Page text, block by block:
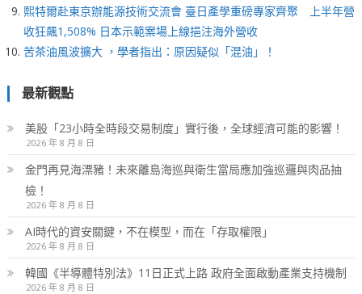
熙特爾赴東京辦能源技術交流會 臺日產學重磅專家齊聚 上半年營
收狂飆1,508% 日本示範案場上線挹注海外營收
苦茶油風波擴大 ，學者指出：原因疑似「混油」！
最新觀點
美股「23小時全時段交易制度」實行後，全球經濟可能的影響！
2026 年 8 月 8 日
金門再見海漂豬！未來離島海巡與衛生當局應加強巡邏與肉品抽
檢！
2026 年 8 月 8 日
AI時代的資安關鍵，不在模型，而在「存取權限」
2026 年 8 月 8 日
韓國《半導體特別法》11日正式上路 政府全面啟動產業支持機制
2026 年 8 月 8 日